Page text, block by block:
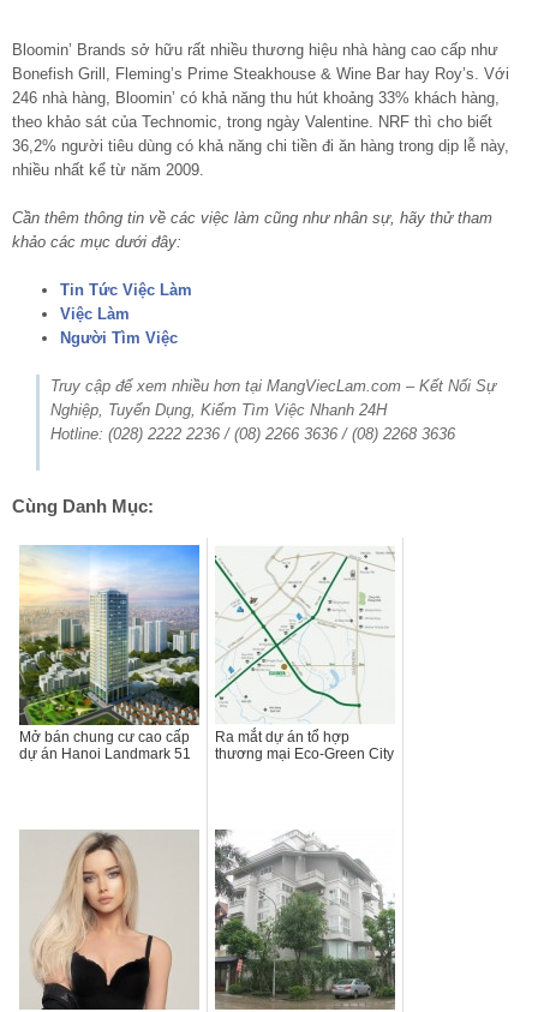
Bloomin’ Brands sở hữu rất nhiều thương hiệu nhà hàng cao cấp như
Bonefish Grill, Fleming’s Prime Steakhouse & Wine Bar hay Roy’s. Với
246 nhà hàng, Bloomin’ có khả năng thu hút khoảng 33% khách hàng,
theo khảo sát của Technomic, trong ngày Valentine. NRF thì cho biết
36,2% người tiêu dùng có khả năng chi tiền đi ăn hàng trong dịp lễ này,
nhiều nhất kể từ năm 2009.
Cần thêm thông tin về các việc làm cũng như nhân sự, hãy thử tham
khảo các mục dưới đây:
Tin Tức Việc Làm
Việc Làm
Người Tìm Việc
Truy cập để xem nhiều hơn tại MangViecLam.com – Kết Nối Sự
Nghiệp, Tuyển Dụng, Kiếm Tìm Việc Nhanh 24H
Hotline: (028) 2222 2236 / (08) 2266 3636 / (08) 2268 3636
Cùng Danh Mục:
Mở bán chung cư cao cấp
dự án Hanoi Landmark 51
Ra mắt dự án tổ hợp
thương mại Eco-Green City